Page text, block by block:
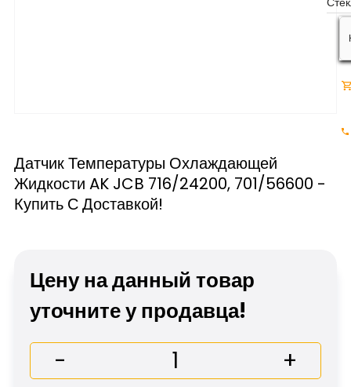
Датчик Температуры Охлаждающей
Жидкости AK JCB 716/24200, 701/56600 -
Купить С Доставкой!
Цену на данный товар
уточните у продавца!
- +